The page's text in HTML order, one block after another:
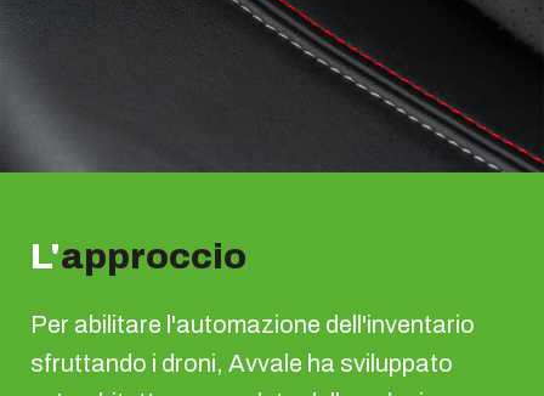
L'approccio
Per abilitare l'automazione dell'inventario
sfruttando i droni, Avvale ha sviluppato